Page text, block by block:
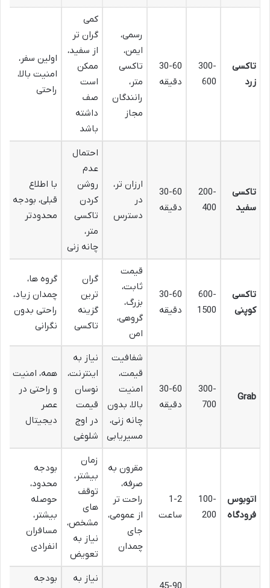
تاکسی
زرد
300-
600
30-60
دقیقه
رسمی،
ایمن،
تاکسی
متر،
رانندگان
مجاز
کمی
گران تر
از سفید،
ممکن
است
صف
داشته
باشد
اولین سفر،
امنیت بالا،
راحتی
تاکسی
سفید
200-
400
30-60
دقیقه
ارزان تر،
در
دسترس
احتمال
عدم
روشن
کردن
تاکسی
متر،
چانه زنی
با اطلاع
قبلی، بودجه
محدودتر
تاکسی
کوپنی
600-
1500
30-60
دقیقه
قیمت
ثابت،
بزرگ،
گروهی،
امن
گران
ترین
گزینه
تاکسی
گروه ها،
چمدان زیاد،
راحتی بدون
نگرانی
Grab
300-
700
30-60
دقیقه
شفافیت
قیمت،
امنیت
بالا، بدون
چانه زنی،
مسیریابی
نیاز به
اینترنت،
نوسان
قیمت
در اوج
شلوغی
همه، امنیت
و راحتی در
عصر
دیجیتال
اتوبوس
فرودگاه
100-
200
1-2
ساعت
مقرون به
صرفه،
راحت تر
از عمومی،
جای
چمدان
زمان
بیشتر،
توقف
های
مشخص،
نیاز به
تعویض
بودجه
محدود،
حوصله
بیشتر،
مسافران
انفرادی
نیاز به بودجه